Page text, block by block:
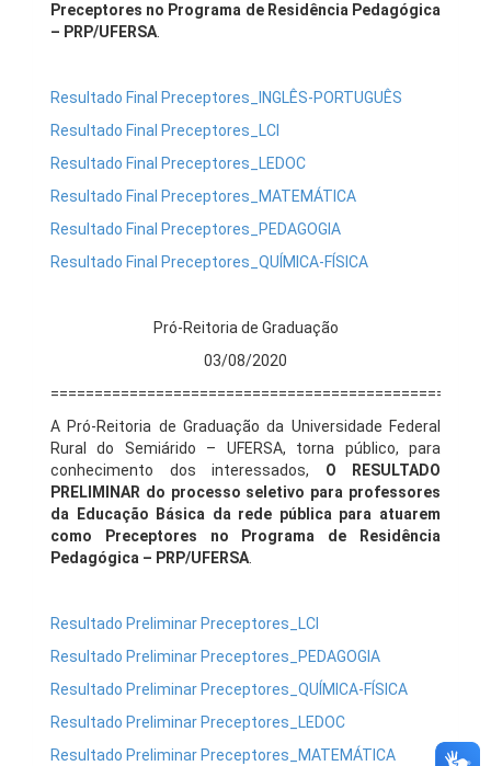
Preceptores no Programa de Residência Pedagógica
– PRP/UFERSA
Resultado Final Preceptores_INGLÊS-PORTUGUÊS
Resultado Final Preceptores_LCI
Resultado Final Preceptores_LEDOC
Resultado Final Preceptores_MATEMÁTICA
Resultado Final Preceptores_PEDAGOGIA
Resultado Final Preceptores_QUÍMICA-FÍSICA
Pró-Reitoria de Graduação
03/08/2020
A Pró-Reitoria de Graduação da Universidade Federal
Rural do Semiárido – UFERSA, torna público, para
conhecimento dos interessados, O
RESULTADO
PRELIMINAR do processo seletivo para professores
da Educação Básica da rede pública para atuarem
como Preceptores no Programa de Residência
Pedagógica – PRP/UFERSA
Resultado Preliminar Preceptores_LCI
Resultado Preliminar Preceptores_PEDAGOGIA
Resultado Preliminar Preceptores_QUÍMICA-FÍSICA
Resultado Preliminar Preceptores_LEDOC
Resultado Preliminar Preceptores_MATEMÁTICA